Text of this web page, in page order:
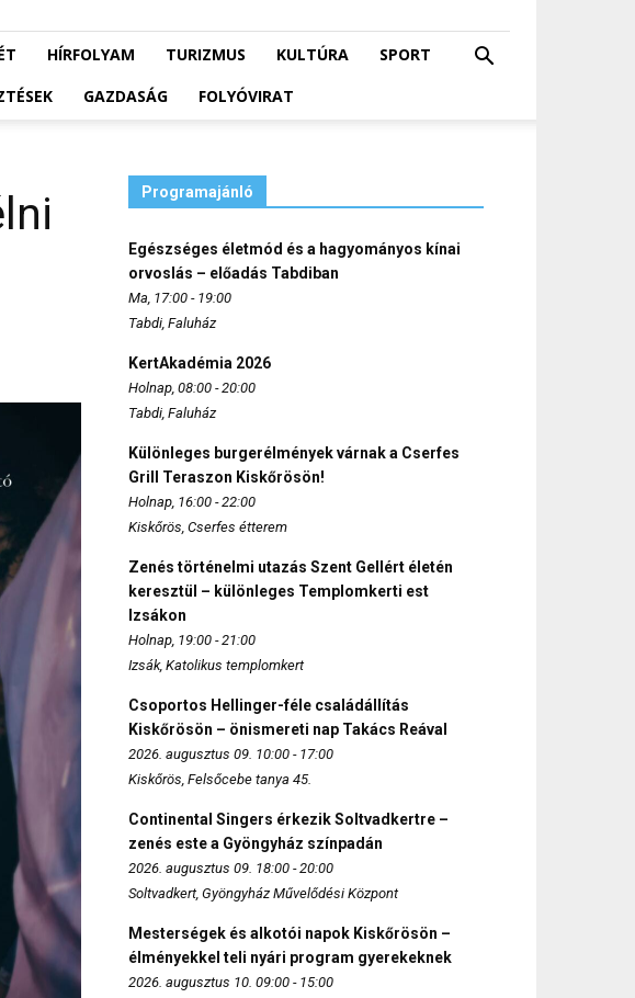
HÍRFOLYAM TURIZMUS KULTÚRA
SPORT
GAZDASÁG FOLYÓVIRAT
Programajánló
Egészséges életmód és a hagyományos kínai
orvoslás – előadás Tabdiban
Ma, 17:00 - 19:00
Tabdi, Faluház
KertAkadémia 2026
Holnap, 08:00 - 20:00
Tabdi, Faluház
Különleges burgerélmények várnak a Cserfes
Grill Teraszon Kiskőrösön!
Holnap, 16:00 - 22:00
Kiskőrös, Cserfes étterem
Zenés történelmi utazás Szent Gellért életén
keresztül – különleges Templomkerti est
Izsákon
Holnap, 19:00 - 21:00
Izsák, Katolikus templomkert
Csoportos Hellinger-féle családállítás
Kiskőrösön – önismereti nap Takács Reával
2026. augusztus 09. 10:00 - 17:00
Kiskőrös, Felsőcebe tanya 45.
Continental Singers érkezik Soltvadkertre –
zenés este a Gyöngyház színpadán
2026. augusztus 09. 18:00 - 20:00
Soltvadkert, Gyöngyház Művelődési Központ
Mesterségek és alkotói napok Kiskőrösön –
élményekkel teli nyári program gyerekeknek
2026. augusztus 10. 09:00 - 15:00